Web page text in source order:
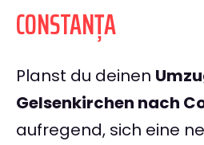
CONSTANȚA
Planst du deinen
Gelsenkirchen nach
aufregend, sich eine